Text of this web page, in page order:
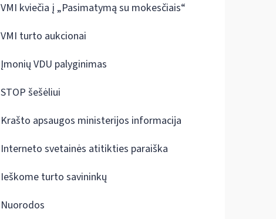
VMI kviečia į „Pasimatymą su mokesčiais“
VMI turto aukcionai
Įmonių VDU palyginimas
STOP šešėliui
Krašto apsaugos ministerijos informacija
Interneto svetainės atitikties paraiška
Ieškome turto savininkų
Nuorodos